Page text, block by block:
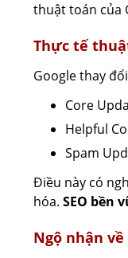
thuật toán của
Thực tế
Google thay
Core
Helpful
Spam
Điều này có
hóa. SEO bền
Ngộ nhận